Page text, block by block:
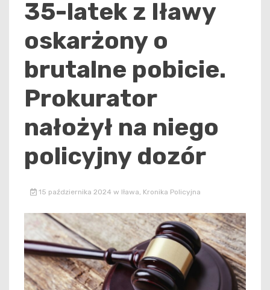
35-latek z Iławy
oskarżony o
brutalne pobicie.
Prokurator
nałożył na niego
policyjny dozór
15 października 2024 w Iława, Kronika Policyjna